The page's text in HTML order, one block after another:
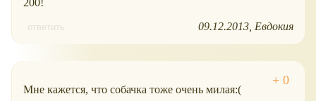
ответить 09.12.2013 Евдокия
Мне кажется, что собачка тоже очень милая:(